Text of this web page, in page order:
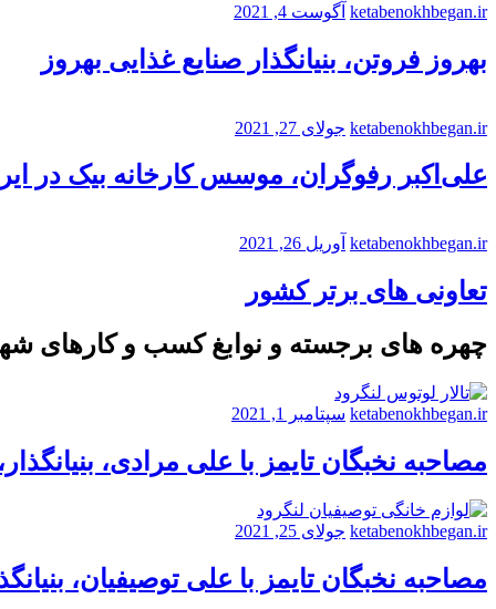
ketabenokhbegan.ir آگوست 4, 2021
بهروز فروتن، بنیانگذار صنایع غذایی بهروز
ketabenokhbegan.ir جولای 27, 2021
علی‌اکبر رفوگران، موسس کارخانه بیک در
ketabenokhbegan.ir آوریل 26, 2021
تعاونی های برتر کشور
چهره های برجسته و نوابغ کسب و کارهای
ketabenokhbegan.ir سپتامبر 1, 2021
مصاحبه نخبگان تایمز با علی مرادی،
ketabenokhbegan.ir جولای 25, 2021
مصاحبه نخبگان تایمز با علی توصیفیان،